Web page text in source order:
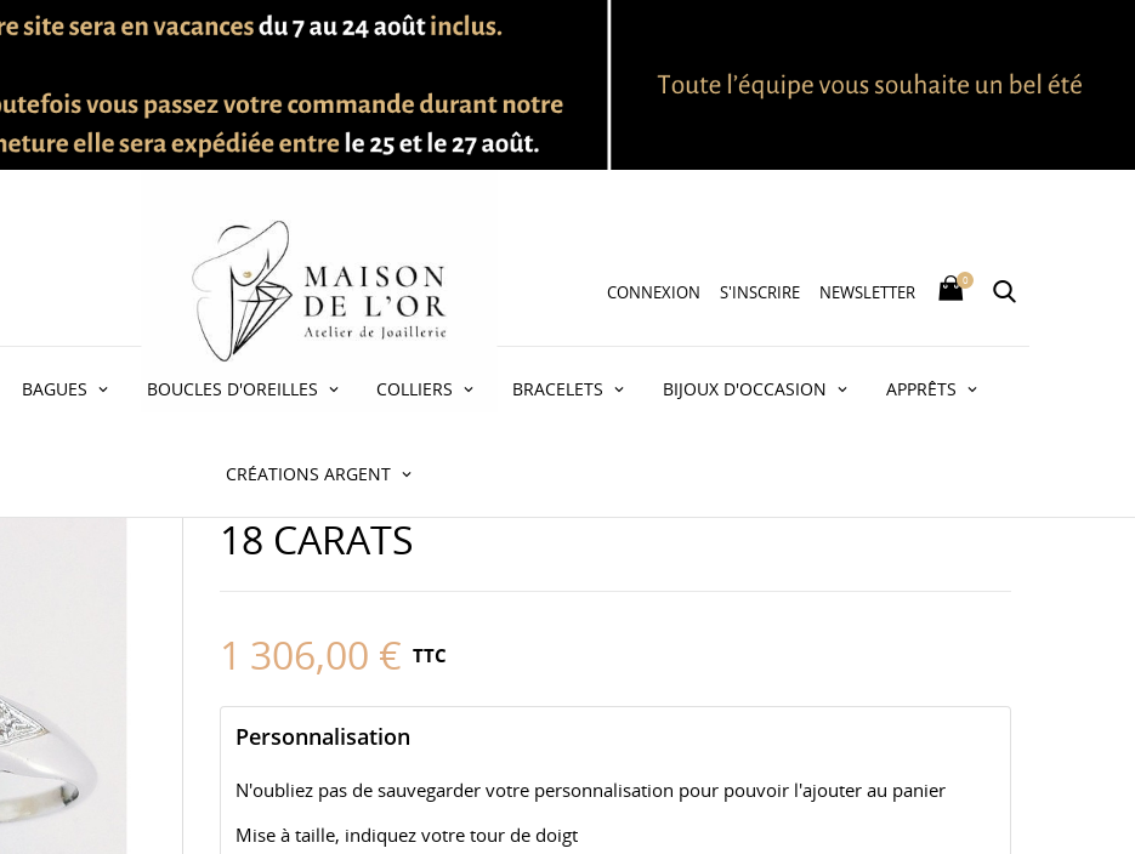
CONNEXION S'INSCRIRE NEWSLETTER
0
BAGUES BOUCLES D'OREILLES COLLIERS BRACELETS BIJOUX D'OCCASION APPRÊTS
CRÉATIONS ARGENT
Diamants Or Blanc 750 - 18 carats
BAGUE RUBIS DIAMANTS OR BLANC 750 -
18 CARATS
1 306,00 € TTC
Personnalisation
N'oubliez pas de sauvegarder votre personnalisation pour pouvoir l'ajouter au panier
Mise à taille, indiquez votre tour de doigt